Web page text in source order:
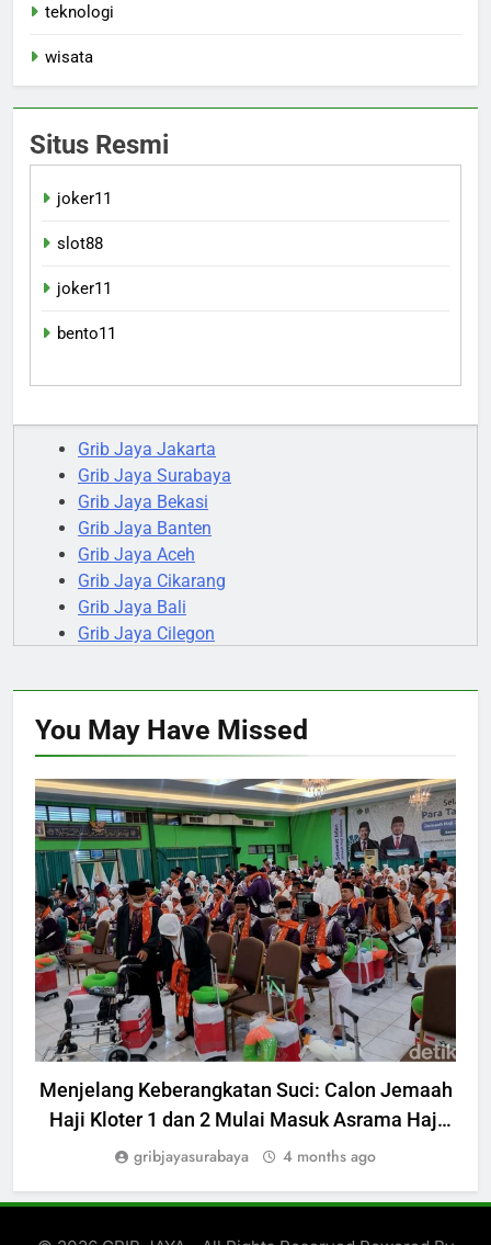
teknologi
wisata
Situs Resmi
joker11
slot88
joker11
bento11
Grib Jaya Jakarta
Grib Jaya Surabaya
Grib Jaya Bekasi
Grib Jaya Banten
Grib Jaya Aceh
Grib Jaya Cikarang
Grib Jaya Bali
Grib Jaya Cilegon
Grib Jaya Tanggerang
You May Have Missed
HUKUM
Menjelang Keberangkatan Suci: Calon Jemaah
Haji Kloter 1 dan 2 Mulai Masuk Asrama Haji
Surabaya
gribjayasurabaya 4 months ago